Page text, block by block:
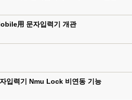
用 문자입력기 개관
입력기 Nmu Lock 비연동 기능